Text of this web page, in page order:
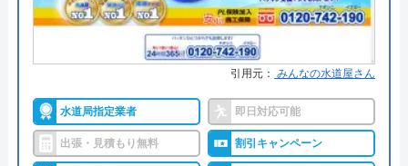
給湯設備の不具合にて修理を依頼しました。
困りごとに対して親身になって応対してくだ
さいました。 対応された方（内山さん）は
物腰が柔らかく、信頼のおける方です。
マルコス設備がおすすめの理由
マルコス設備はお住いの様々なお悩み事を解決して
いる業者で、水回りのトラブル対応、水回り設備の
リフォーム、給湯器の交換などを依頼できます。対
応エリアは、山梨県内全域と静岡県、長野県の一部
地域となっています。静岡県と長野県の詳細な対応
引用元： みんなの水道屋さん
水道局指定業者 即日対応可能
出張・見積もり無料 割引キャンペーン